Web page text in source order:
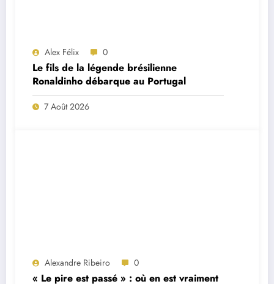
Alex Félix 0
Le fils de la légende brésilienne
Ronaldinho débarque au Portugal
7 Août 2026
Alexandre Ribeiro 0
« Le pire est passé » : où en est vraiment